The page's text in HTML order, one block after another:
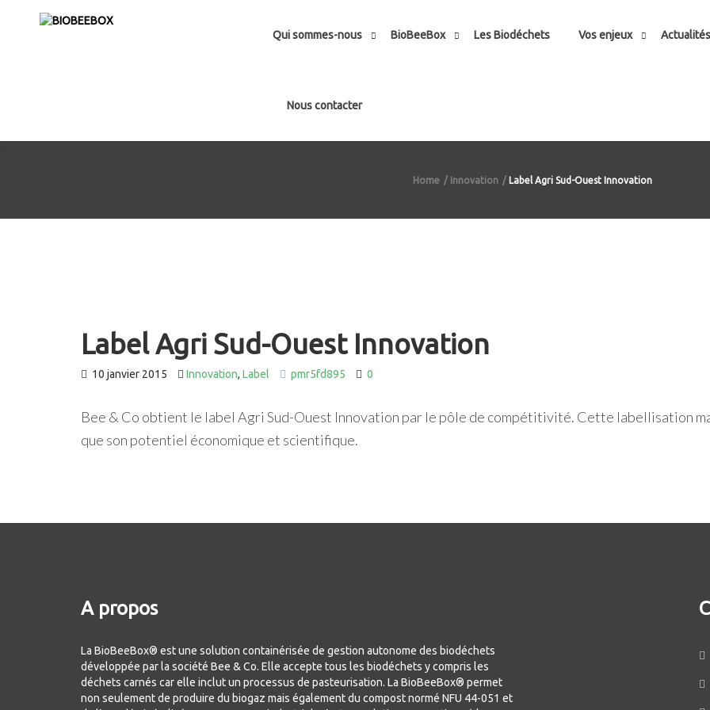
Qui sommes-nous BioBeeBox Les Biodéchets Vos enjeux Actualités
Nous contacter
Home Innovation Label Agri Sud-Ouest Innovation
Label Agri Sud-Ouest Innovation
10 janvier 2015 Innovation, Label pmr5fd895 0
Bee & Co obtient le label Agri Sud-Ouest Innovation par le pôle de compétitivité. Cette labellisation
que son potentiel économique et scientifique.
A propos
La BioBeeBox® est une solution containérisée de gestion autonome des biodéchets
développée par la société Bee & Co. Elle accepte tous les biodéchets y compris les
déchets carnés car elle inclut un processus de pasteurisation. La BioBeeBox® permet
non seulement de produire du biogaz mais également du compost normé NFU 44-051 et